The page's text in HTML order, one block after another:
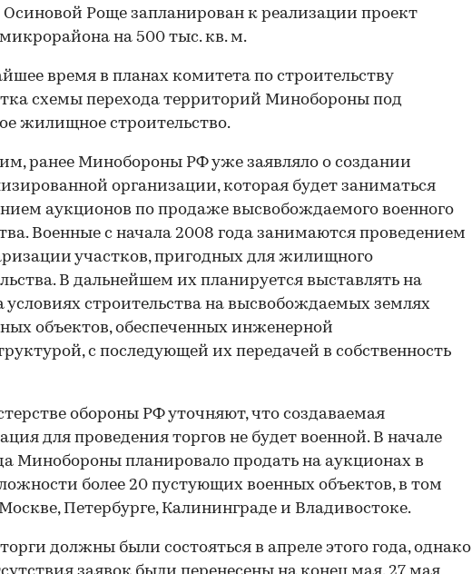
Роще запланирован к реализации проект
на 500 тыс. кв. м.
время в планах комитета по строительству
схемы перехода территорий Минобороны под
жилищное строительство.
ранее Минобороны РФ уже заявляло о создании
организации, которая будет заниматься
аукционов по продаже высвобождаемого военного
Военные с начала 2008 года занимаются проведением
участков, пригодных для жилищного
В дальнейшем их планируется выставлять на
условиях строительства на высвобождаемых землях
объектов, обеспеченных инженерной
с последующей их передачей в собственность
обороны РФ уточняют, что создаваемая
для проведения торгов не будет военной. В начале
Минобороны планировало продать на аукционах в
более 20 пустующих военных объектов, в том
Петербурге, Калининграде и Владивостоке.
должны были состояться в апреле этого года, однако